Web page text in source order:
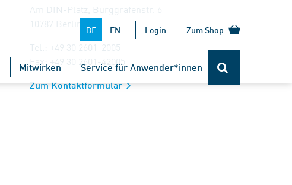
DE EN Login Zum Shop
Mitwirken Service für Anwender*innen
Am DIN-Platz, Burggrafenstr. 6
10787 Berlin
Tel.: +49 30 2601-2005
Fax: +49 30 2601-42005
Zum Kontaktformular